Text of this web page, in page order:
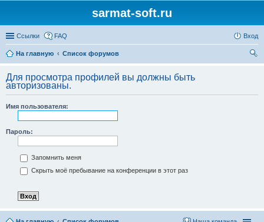
sarmat-soft.ru
Ссылки FAQ Вход
На главную
Список форумов
Для просмотра профилей вы должны быть
авторизованы.
Имя пользователя:
Пароль:
Запомнить меня
Скрыть моё пребывание на конференции в этот раз